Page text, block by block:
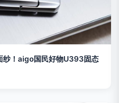
纱！aigo国民好物U393固态